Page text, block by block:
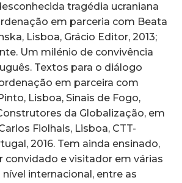
tragédia ucraniana
em parceria com Beata
Lisboa, Grácio Editor, 2013;
Um milénio de convivência
Textos para o diálogo
em parceira com
Lisboa, Sinais de Fogo,
da Globalização, em
Fiolhais, Lisboa, CTT-
2016. Tem ainda ensinado,
convidado e visitador em várias
internacional, entre as